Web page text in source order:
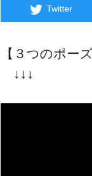
Twitter
【３つのポー
↓↓↓